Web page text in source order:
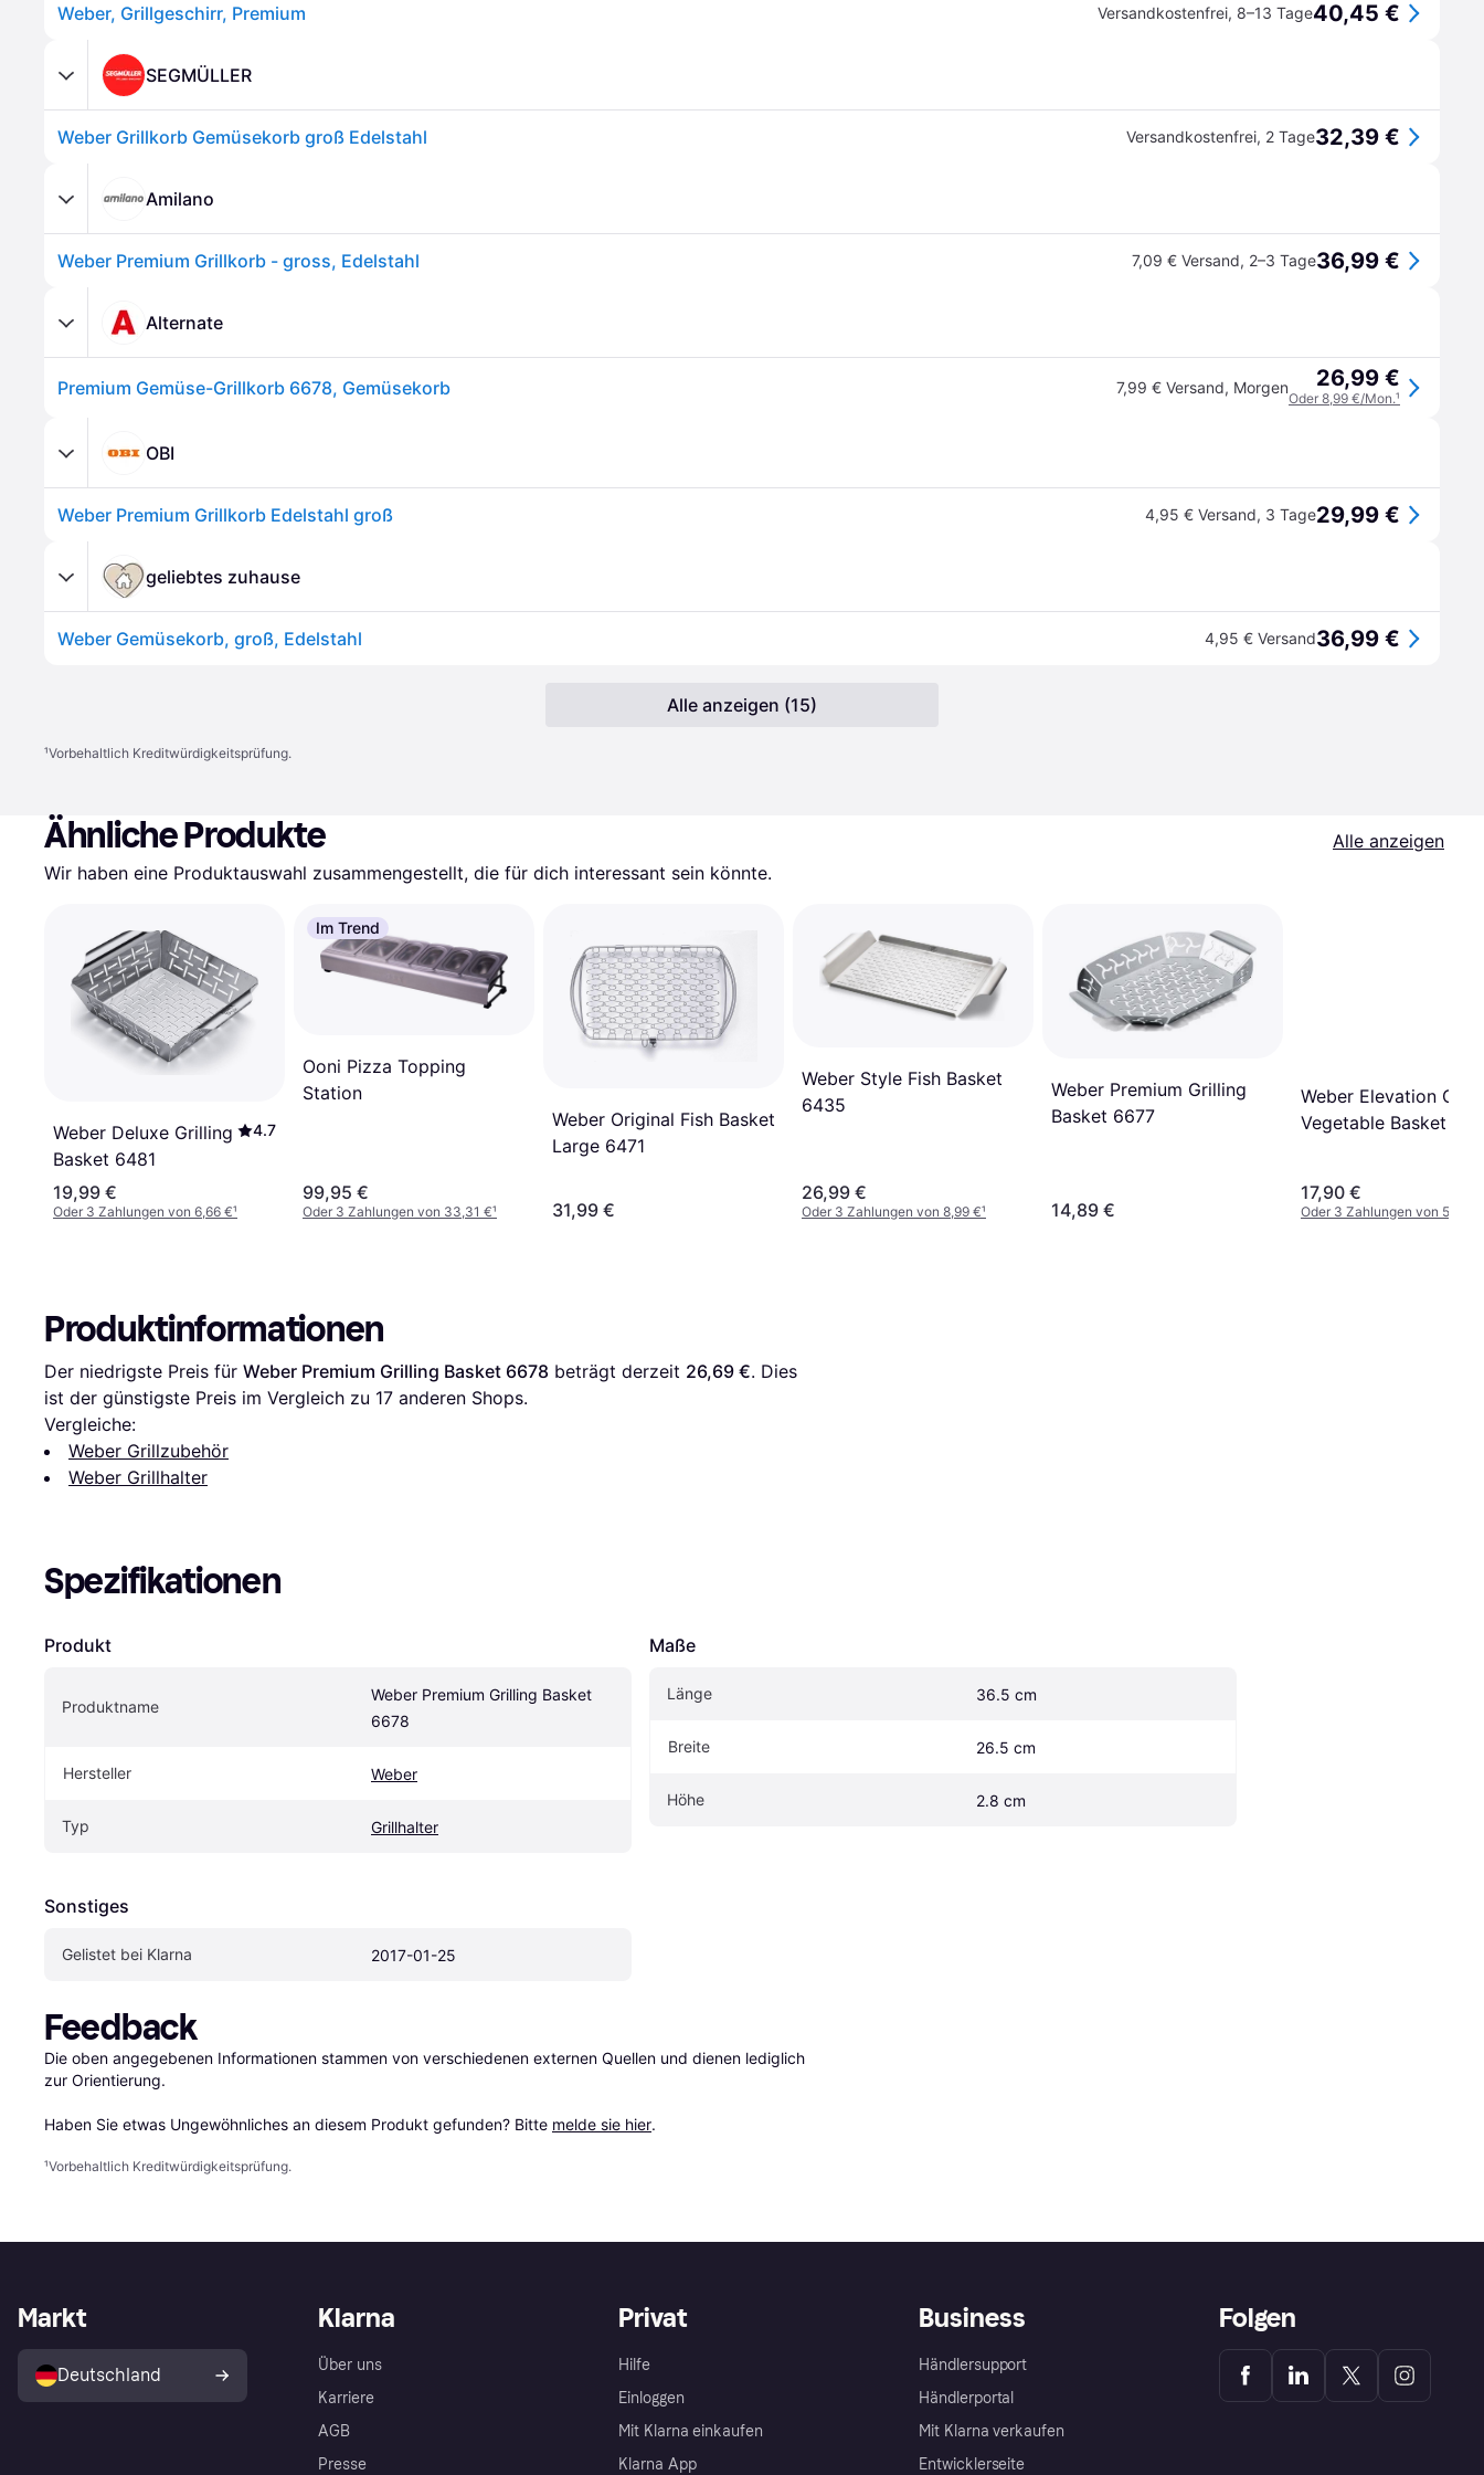
Weber, Grillgeschirr, Premium Versandkostenfrei, 8–13 Tage40,45 €
SEGMÜLLER
Weber Grillkorb Gemüsekorb groß Edelstahl Versandkostenfrei, 2 Tage32,39 €
Amilano
Weber Premium Grillkorb - gross, Edelstahl 7,09 € Versand, 2–3 Tage36,99 €
Alternate
Premium Gemüse-Grillkorb 6678, Gemüsekorb 7,99 € Versand, Morgen 26,99 €
Oder 8,99 €/Mon.¹
OBI
Weber Premium Grillkorb Edelstahl groß 4,95 € Versand, 3 Tage29,99 €
geliebtes zuhause
Weber Gemüsekorb, groß, Edelstahl 4,95 € Versand36,99 €
Alle anzeigen (15)
¹Vorbehaltlich Kreditwürdigkeitsprüfung.
Ähnliche Produkte
Alle anzeigen
Wir haben eine Produktauswahl zusammengestellt, die für dich interessant sein könnte.
Weber Deluxe Grilling
Basket 6481
4.7
19,99 €
Oder 3 Zahlungen von 6,66 €¹
Im Trend
Ooni Pizza Topping
Station
99,95 €
Oder 3 Zahlungen von 33,31 €¹
Weber Original Fish Basket
Large 6471
31,99 €
Weber Style Fish Basket
6435
26,99 €
Oder 3 Zahlungen von 8,99 €¹
Weber Premium Grilling
Basket 6677
14,89 €
Weber Elevation
Vegetable Basket
17,90 €
Oder 3 Zahlungen von 5,96 €
Produktinformationen
Der niedrigste Preis für Weber Premium Grilling Basket 6678 beträgt derzeit 26,69 €. Dies
ist der günstigste Preis im Vergleich zu 17 anderen Shops.
Vergleiche:
Weber Grillzubehör
Weber Grillhalter
Spezifikationen
Produkt
Produktname
Weber Premium Grilling Basket
6678
Hersteller Weber
Typ Grillhalter
Sonstiges
Gelistet bei Klarna 2017-01-25
Maße
Länge 36.5 cm
Breite 26.5 cm
Höhe 2.8 cm
Feedback
Die oben angegebenen Informationen stammen von verschiedenen externen Quellen und dienen lediglich
zur Orientierung.
Haben Sie etwas Ungewöhnliches an diesem Produkt gefunden? Bitte melde sie hier.
¹Vorbehaltlich Kreditwürdigkeitsprüfung.
Klarna
Über uns
Karriere
AGB
Presse
Privat
Hilfe
Einloggen
Mit Klarna einkaufen
Klarna App
Business
Händlersupport
Händlerportal
Mit Klarna verkaufen
Entwicklerseite
Markt
Deutschland
Folgen